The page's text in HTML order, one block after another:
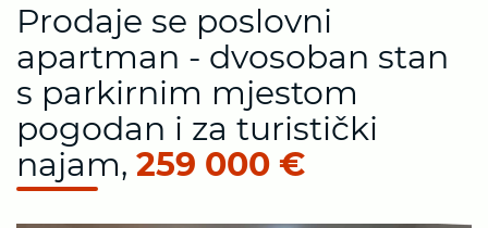
Prodaje se poslovni
apartman - dvosoban stan
s parkirnim mjestom
pogodan i za turistički
najam, 259 000 €